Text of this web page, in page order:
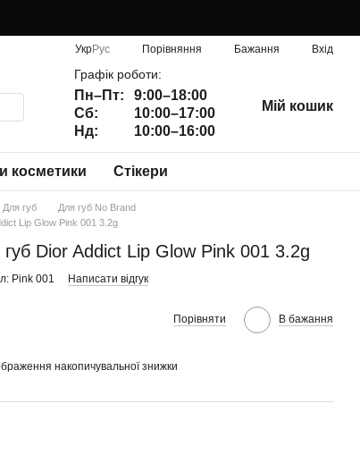
УкрРус Порівняння Бажання Вхід
Графік роботи:
Пн–Пт:
9:00–18:00
Сб:
10:00–17:00
Нд:
10:00–16:00
Мій кошик
косметики Стікери
Для губ
Для губ No Brand
Lip Glow Pink 001 3.2g
Dior Addict Lip Glow Pink 001 3.2g
Pink 001 Написати відгук
Порівняти В бажання
накопичувальної знижки